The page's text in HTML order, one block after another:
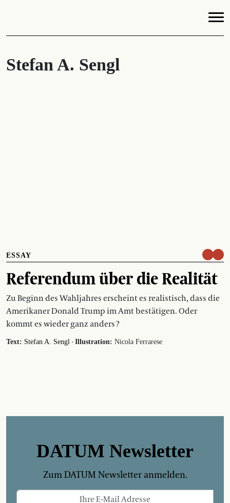
Stefan A. Sengl
ESSAY
Referendum über die Realität
Zu Beginn des Wahljahres erscheint es realistisch, dass die
Amerikaner Donald Trump im Amt bestätigen. Oder
kommt es wieder ganz anders ?
Text: Stefan A. Sengl · Illustration: Nicola Ferrarese
DATUM Newsletter
Zum DATUM Newsletter anmelden.